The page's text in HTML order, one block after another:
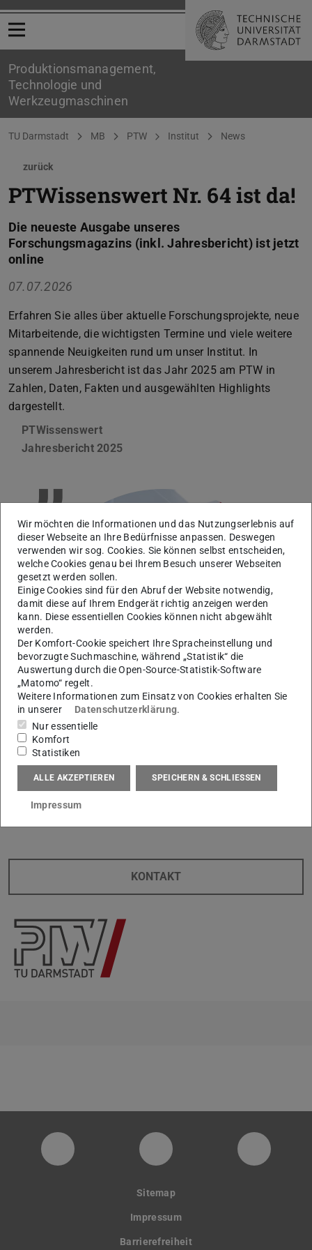
Menü öffnen
Produktionsmanagement,
Technologie und
Werkzeugmaschinen
Sie befinden sich hier:
TU Darmstadt MB PTW Institut News
zurück
PTWissenswert Nr. 64 ist da!
Die neueste Ausgabe unseres
Forschungsmagazins (inkl. Jahresbericht) ist jetzt
online
07.07.2026
Erfahren Sie alles über aktuelle Forschungsprojekte, neue
Mitarbeitende, die wichtigsten Termine und viele weitere
spannende Neuigkeiten rund um unser Institut. In
unserem Jahresbericht ist das Jahr 2025 am PTW in
Zahlen, Daten, Fakten und ausgewählten Highlights
dargestellt.
PTWissenswert
Jahresbericht 2025
Wir freuen uns auf Ihr Feedback und
wünschen viel Spaß beim Lesen!
”
KONTAKT
PTW YouTube KanalPTW LinkedIn
Sitemap
Impressum
Barrierefreiheit
Wir möchten die Informationen und das Nutzungserlebnis auf
dieser Webseite an Ihre Bedürfnisse anpassen. Deswegen
verwenden wir sog. Cookies. Sie können selbst entscheiden,
welche Cookies genau bei Ihrem Besuch unserer Webseiten
gesetzt werden sollen.
Einige Cookies sind für den Abruf der Website notwendig,
damit diese auf Ihrem Endgerät richtig anzeigen werden
kann. Diese essentiellen Cookies können nicht abgewählt
werden.
Der Komfort-Cookie speichert Ihre Spracheinstellung und
bevorzugte Suchmaschine, während „Statistik“ die
Auswertung durch die Open-Source-Statistik-Software
„Matomo“ regelt.
Weitere Informationen zum Einsatz von Cookies erhalten Sie
in unserer
Datenschutzerklärung.
Nur essentielle
Komfort
Statistiken
ALLE AKZEPTIEREN SPEICHERN & SCHLIESSEN
Impressum